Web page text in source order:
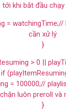
tới khi bắt đầu chạy
=
cần xử lý
}
> 0 ||
if
= 100000;//
chặn luôn preroll và
}